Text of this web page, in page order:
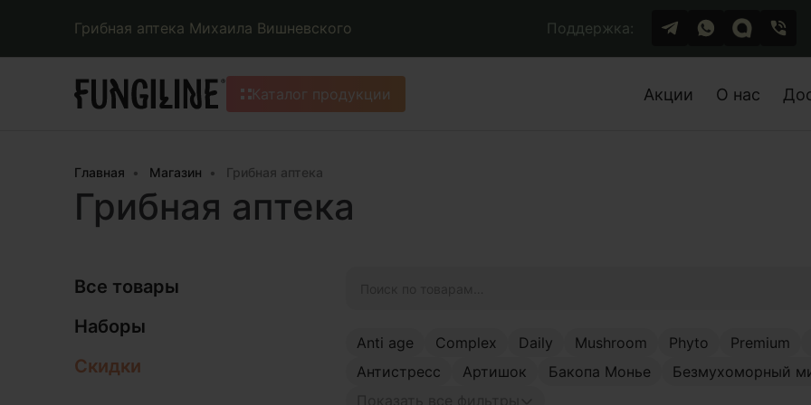
Грибная аптека Михаила Вишневского Поддержка:
Каталог продукции Акции О нас
Главная Магазин Грибная аптека
Грибная аптека
Anti age Complex Daily Mushroom Phyto Premium
Антистресс
Артишок Бакопа Монье Безмухоморный
Все товары
Наборы
Скидки